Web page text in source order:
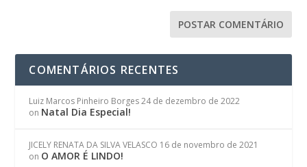
COMENTÁRIOS RECENTES
Luiz Marcos Pinheiro Borges 24 de dezembro de 2022
on Natal Dia Especial!
JICELY RENATA DA SILVA VELASCO 16 de novembro de 2021
on O AMOR É LINDO!